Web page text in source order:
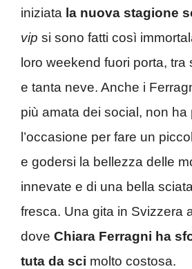
iniziata la nuova stagione
vip si sono fatti così
loro weekend fuori porta, tra
e tanta neve. Anche i
più amata dei social, non ha
l’occasione per fare un
e godersi la bellezza delle
innevate e di una bella
fresca. Una gita in Svizzera
dove Chiara Ferragni ha
tuta da sci molto costosa.